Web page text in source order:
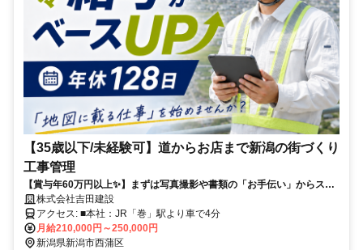
【35歳以下/未経験可】道からお店まで新潟の街づくり
工事管理
【賞与年60万円以上✨】まずは写真撮影や書類の「お手伝い」からスタ
ート！完全土日休み＋年休128日✨
株式会社吉田建設
アクセス: ■本社：JR「巻」駅より車で4分
月給210,000円～250,000円
新潟県新潟市西蒲区